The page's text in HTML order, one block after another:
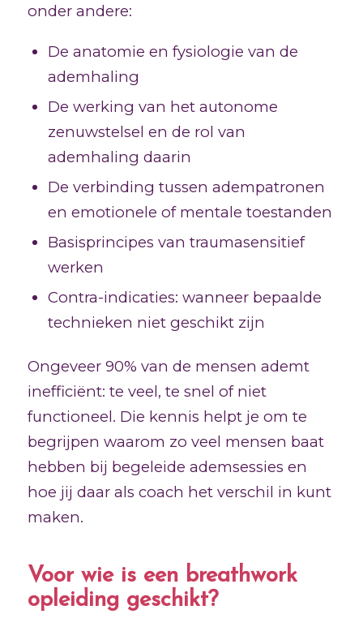
onder andere:
De anatomie en fysiologie van de
ademhaling
De werking van het autonome
zenuwstelsel en de rol van
ademhaling daarin
De verbinding tussen adempatronen
en emotionele of mentale toestanden
Basisprincipes van traumasensitief
werken
Contra-indicaties: wanneer bepaalde
technieken niet geschikt zijn
Ongeveer 90% van de mensen ademt
inefficiënt: te veel, te snel of niet
functioneel. Die kennis helpt je om te
begrijpen waarom zo veel mensen baat
hebben bij begeleide ademsessies en
hoe jij daar als coach het verschil in kunt
maken.
Voor wie is een breathwork
opleiding geschikt?